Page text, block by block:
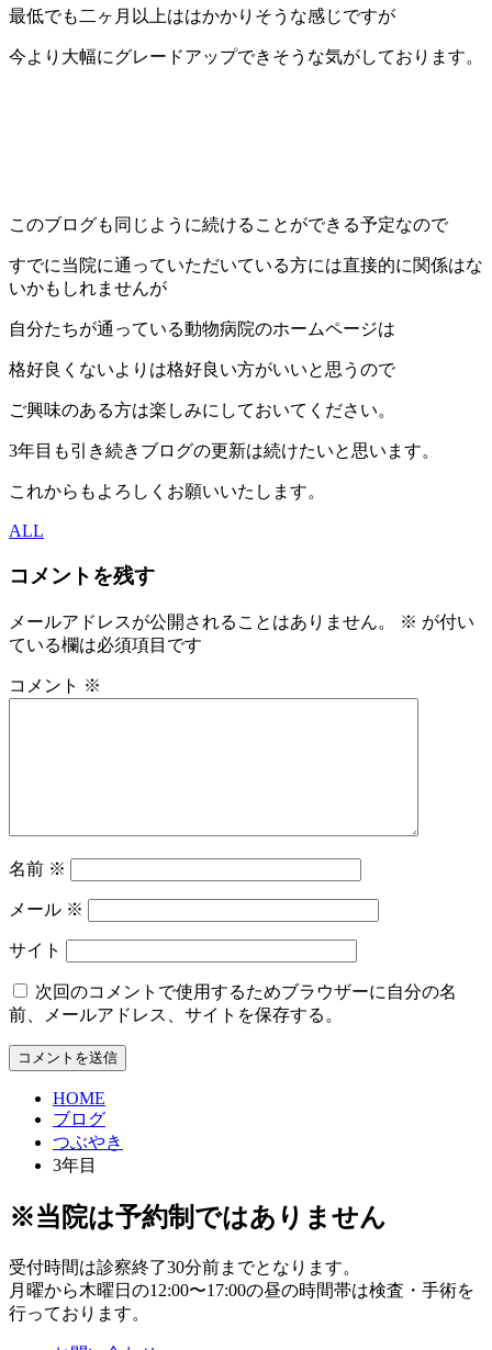
最低でも二ヶ月以上ははかかりそうな感じですが
今より大幅にグレードアップできそうな気がしております。
このブログも同じように続けることができる予定なので
すでに当院に通っていただいている方には直接的に関係はな
いかもしれませんが
自分たちが通っている動物病院のホームページは
格好良くないよりは格好良い方がいいと思うので
ご興味のある方は楽しみにしておいてください。
3年目も引き続きブログの更新は続けたいと思います。
これからもよろしくお願いいたします。
ALL
コメントを残す
メールアドレスが公開されることはありません。 ※ が付い
ている欄は必須項目です
コメント ※
名前 ※
メール ※
サイト
次回のコメントで使用するためブラウザーに自分の名
前、メールアドレス、サイトを保存する。
HOME
ブログ
つぶやき
3年目
※当院は予約制ではありません
受付時間は診察終了30分前までとなります。
月曜から木曜日の12:00〜17:00の昼の時間帯は検査・手術を
行っております。